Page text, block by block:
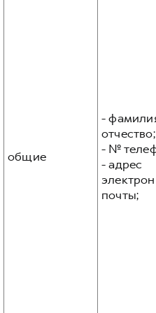
общие
-
отчество;
- №
- адрес
почты;